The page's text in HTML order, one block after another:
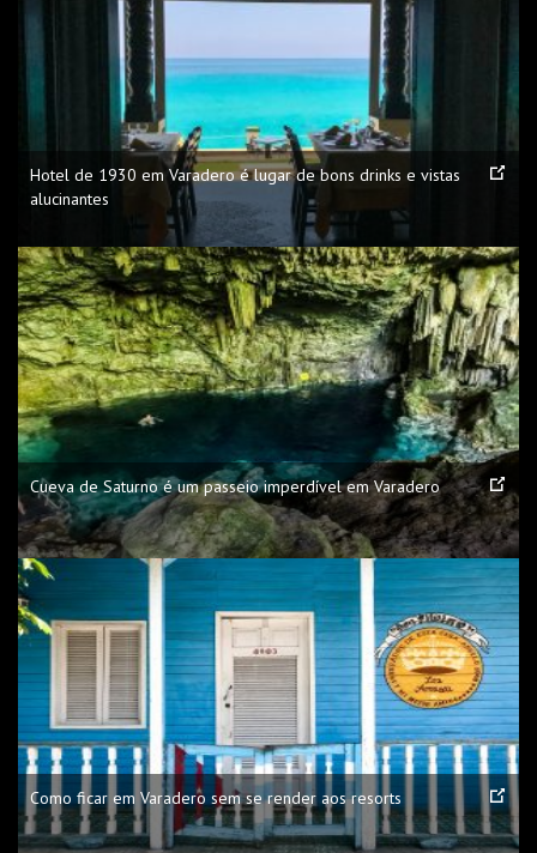
Hotel de 1930 em Varadero é lugar de bons drinks e vistas
alucinantes
Cueva de Saturno é um passeio imperdível em Varadero
Como ficar em Varadero sem se render aos resorts